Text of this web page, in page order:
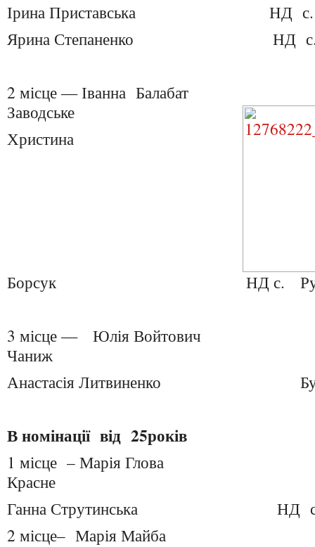
Ірина Приставська НД с.
Ярина Степаненко НД с.
2 місце — Іванна
Заводське
Христина
Борсук НД с.
3 місце — Юлія
Чаниж
Анастасія Литвиненко
В номінації від 25років
1 місце – Марія
Красне
Ганна Струтинська НД с.
2 місце– Марія Майба